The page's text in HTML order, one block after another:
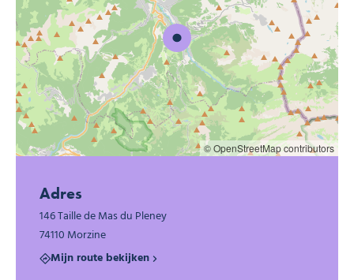
© OpenStreetMap contributors
Adres
146 Taille de Mas du Pleney
74110 Morzine
Mijn route bekijken